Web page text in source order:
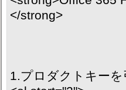
</strong>
1.プロダクトキー